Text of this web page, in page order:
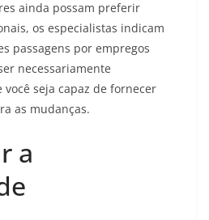
ainda possam preferir
os especialistas indicam
passagens por empregos
necessariamente
seja capaz de fornecer
as mudanças.
a